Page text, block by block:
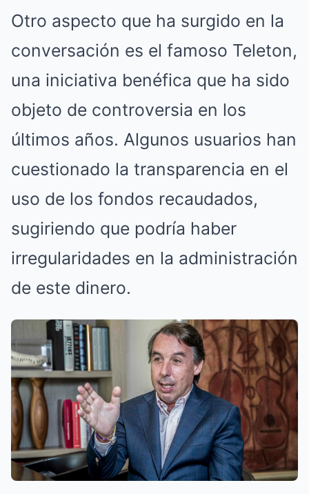
Otro aspecto que ha surgido en la
conversación es el famoso Teleton,
una iniciativa benéfica que ha sido
objeto de controversia en los
últimos años. Algunos usuarios han
cuestionado la transparencia en el
uso de los fondos recaudados,
sugiriendo que podría haber
irregularidades en la administración
de este dinero.